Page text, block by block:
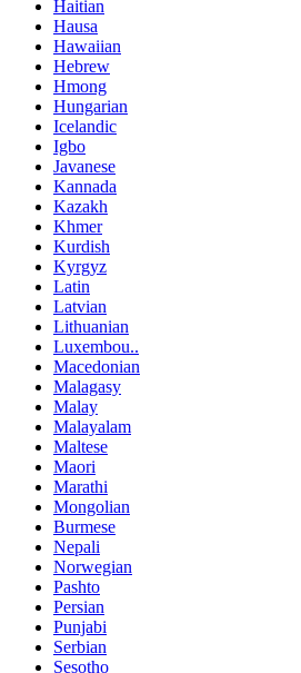
Haitian
Hausa
Hawaiian
Hebrew
Hmong
Hungarian
Icelandic
Igbo
Javanese
Kannada
Kazakh
Khmer
Kurdish
Kyrgyz
Latin
Latvian
Lithuanian
Luxembou..
Macedonian
Malagasy
Malay
Malayalam
Maltese
Maori
Marathi
Mongolian
Burmese
Nepali
Norwegian
Pashto
Persian
Punjabi
Serbian
Sesotho